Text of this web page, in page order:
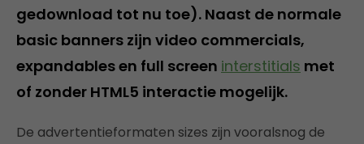
gedownload tot nu toe). Naast de normale
basic banners zijn video commercials,
expandables en full screen interstitials met
of zonder HTML5 interactie mogelijk.
De advertentieformaten sizes zijn vooralsnog de